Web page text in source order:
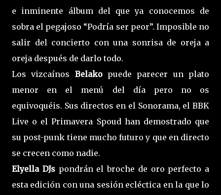
e inminente álbum del que ya conocemos de
sobra el pegajoso “Podría ser peor”. Imposible no
salir del concierto con una sonrisa de oreja a
oreja después de darlo todo.
Los vizcaínos Belako puede parecer un plato
menor en el menú del día pero no os
equivoquéis. Sus directos en el Sonorama, el BBK
Live o el Primavera Spoud han demostrado que
su post-punk tiene mucho futuro y que en directo
se crecen como nadie.
Elyella DJspondrán el broche de oro perfecto a
esta edición con una sesión ecléctica en la que lo